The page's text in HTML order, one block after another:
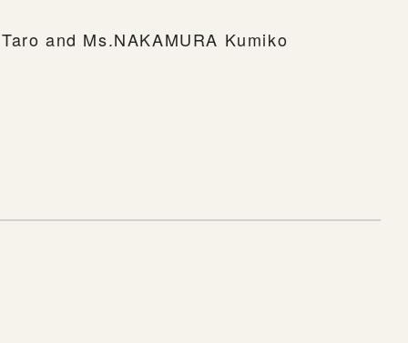
and Ms.NAKAMURA Kumiko